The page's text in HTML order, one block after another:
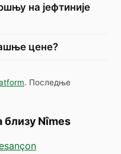
на јефтиније
цене?
. Последње
близу Nîmes